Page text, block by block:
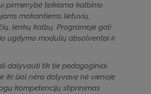
pirmenybė teikiama kalbinio
mokantiems lietuvių,
lenkų kalbų. Programoje gali
ugdymo modulių absolventai ir
dalyvauti tik tie pedagoginiai
iki šiol nėra dalyvavę nė vienoje
kompetencijų stiprinimas